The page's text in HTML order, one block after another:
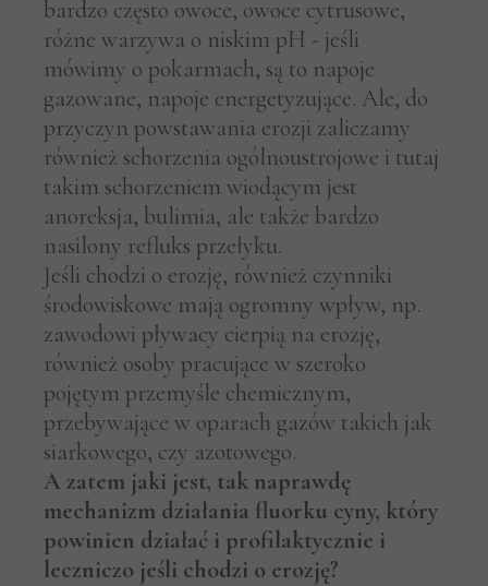
bardzo często owoce, owoce cytrusowe,
różne warzywa o niskim pH - jeśli
mówimy o pokarmach, są to napoje
gazowane, napoje energetyzujące. Ale, do
przyczyn powstawania erozji zaliczamy
również schorzenia ogólnoustrojowe i tutaj
takim schorzeniem wiodącym jest
anoreksja, bulimia, ale także bardzo
nasilony refluks przełyku.
Jeśli chodzi o erozję, również czynniki
środowiskowe mają ogromny wpływ, np.
zawodowi pływacy cierpią na erozję,
również osoby pracujące w szeroko
pojętym przemyśle chemicznym,
przebywające w oparach gazów takich jak
siarkowego, czy azotowego.
A zatem jaki jest, tak naprawdę
mechanizm działania fluorku cyny, który
powinien działać i profilaktycznie i
leczniczo jeśli chodzi o erozję?